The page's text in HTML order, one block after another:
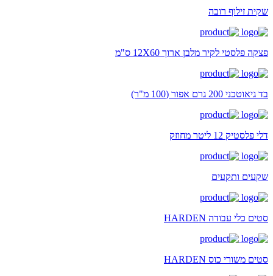
שקית זילוף רובה
פצקה פלסטי לקיר מלבן ארוך 12X60 ס"מ
בד גיאוטכני 200 גרם אפור (100 מ"ר)
דלי פלסטיק 12 ליטר מחוזק
שקעים ותקעים
סטים כלי עבודה HARDEN
סטים משורי כוס HARDEN